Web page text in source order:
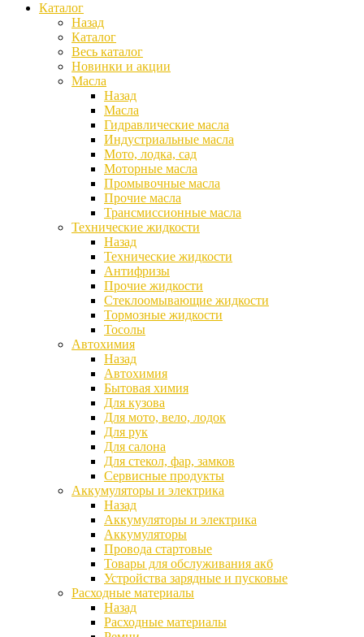
Каталог
Назад
Каталог
Весь каталог
Новинки и акции
Масла
Назад
Масла
Гидравлические масла
Индустриальные масла
Мото, лодка, сад
Моторные масла
Промывочные масла
Прочие масла
Трансмиссионные масла
Технические жидкости
Назад
Технические жидкости
Антифризы
Прочие жидкости
Стеклоомывающие жидкости
Тормозные жидкости
Тосолы
Автохимия
Назад
Автохимия
Бытовая химия
Для кузова
Для мото, вело, лодок
Для рук
Для салона
Для стекол, фар, замков
Сервисные продукты
Аккумуляторы и электрика
Назад
Аккумуляторы и электрика
Аккумуляторы
Провода стартовые
Товары для обслуживания акб
Устройства зарядные и пусковые
Расходные материалы
Назад
Расходные материалы